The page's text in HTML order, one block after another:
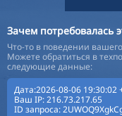
Зачем потребовалась
Что-то в поведении
Можете обратиться в
следующие данные:
Дата:2026-08-06 19:30:02
Ваш IP:216.73.217.65
ID запроса: